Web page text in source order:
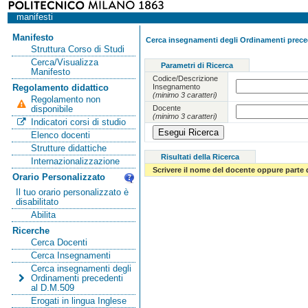
manifesti
Manifesto
Struttura Corso di Studi
Cerca/Visualizza
Manifesto
Regolamento didattico
Regolamento non
disponibile
Indicatori corsi di studio
Elenco docenti
Strutture didattiche
Internazionalizzazione
Orario Personalizzato
Il tuo orario personalizzato è
disabilitato
Abilita
Ricerche
Cerca Docenti
Cerca Insegnamenti
Cerca insegnamenti degli
Ordinamenti precedenti
al D.M.509
Erogati in lingua Inglese
Cerca insegnamenti degli Ordinamenti
Parametri di Ricerca
Codice/Descrizione
Insegnamento
(minimo 3 caratteri)
Docente
(minimo 3 caratteri)
Risultati della Ricerca
Scrivere il nome del docente oppure